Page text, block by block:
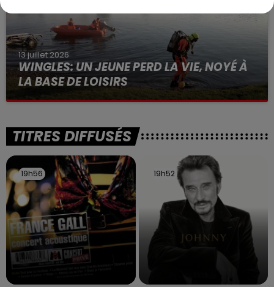
13 juillet 2026
WINGLES: UN JEUNE PERD LA VIE, NOYÉ À
LA BASE DE LOISIRS
La victime a coulé à pic
TITRES DIFFUSÉS
19h56
19h56 19h52
19h52